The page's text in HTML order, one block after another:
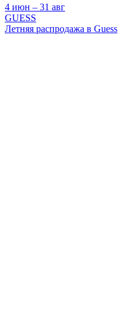
4 июн ‒ 31 авг
GUESS
Летняя распродажа в Guess